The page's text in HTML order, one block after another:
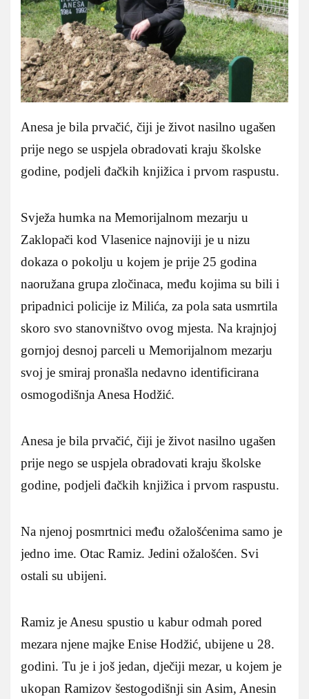
Anesa je bila prvačić, čiji je život nasilno ugašen
prije nego se uspjela obradovati kraju školske
godine, podjeli đačkih knjižica i prvom raspustu.
Svježa humka na Memorijalnom mezarju u
Zaklopači kod Vlasenice najnoviji je u nizu
dokaza o pokolju u kojem je prije 25 godina
naoružana grupa zločinaca, među kojima su bili i
pripadnici policije iz Milića, za pola sata usmrtila
skoro svo stanovništvo ovog mjesta. Na krajnjoj
gornjoj desnoj parceli u Memorijalnom mezarju
svoj je smiraj pronašla nedavno identificirana
osmogodišnja Anesa Hodžić.
Anesa je bila prvačić, čiji je život nasilno ugašen
prije nego se uspjela obradovati kraju školske
godine, podjeli đačkih knjižica i prvom raspustu.
Na njenoj posmrtnici među ožalošćenima samo je
jedno ime. Otac Ramiz. Jedini ožalošćen. Svi
ostali su ubijeni.
Ramiz je Anesu spustio u kabur odmah pored
mezara njene majke Enise Hodžić, ubijene u 28.
godini. Tu je i još jedan, dječiji mezar, u kojem je
ukopan Ramizov šestogodišnji sin Asim, Anesin